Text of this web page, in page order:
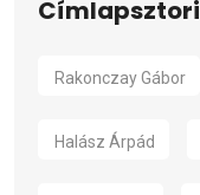
Címlapsztori
Rakonczay Gábor
Halász Árpád